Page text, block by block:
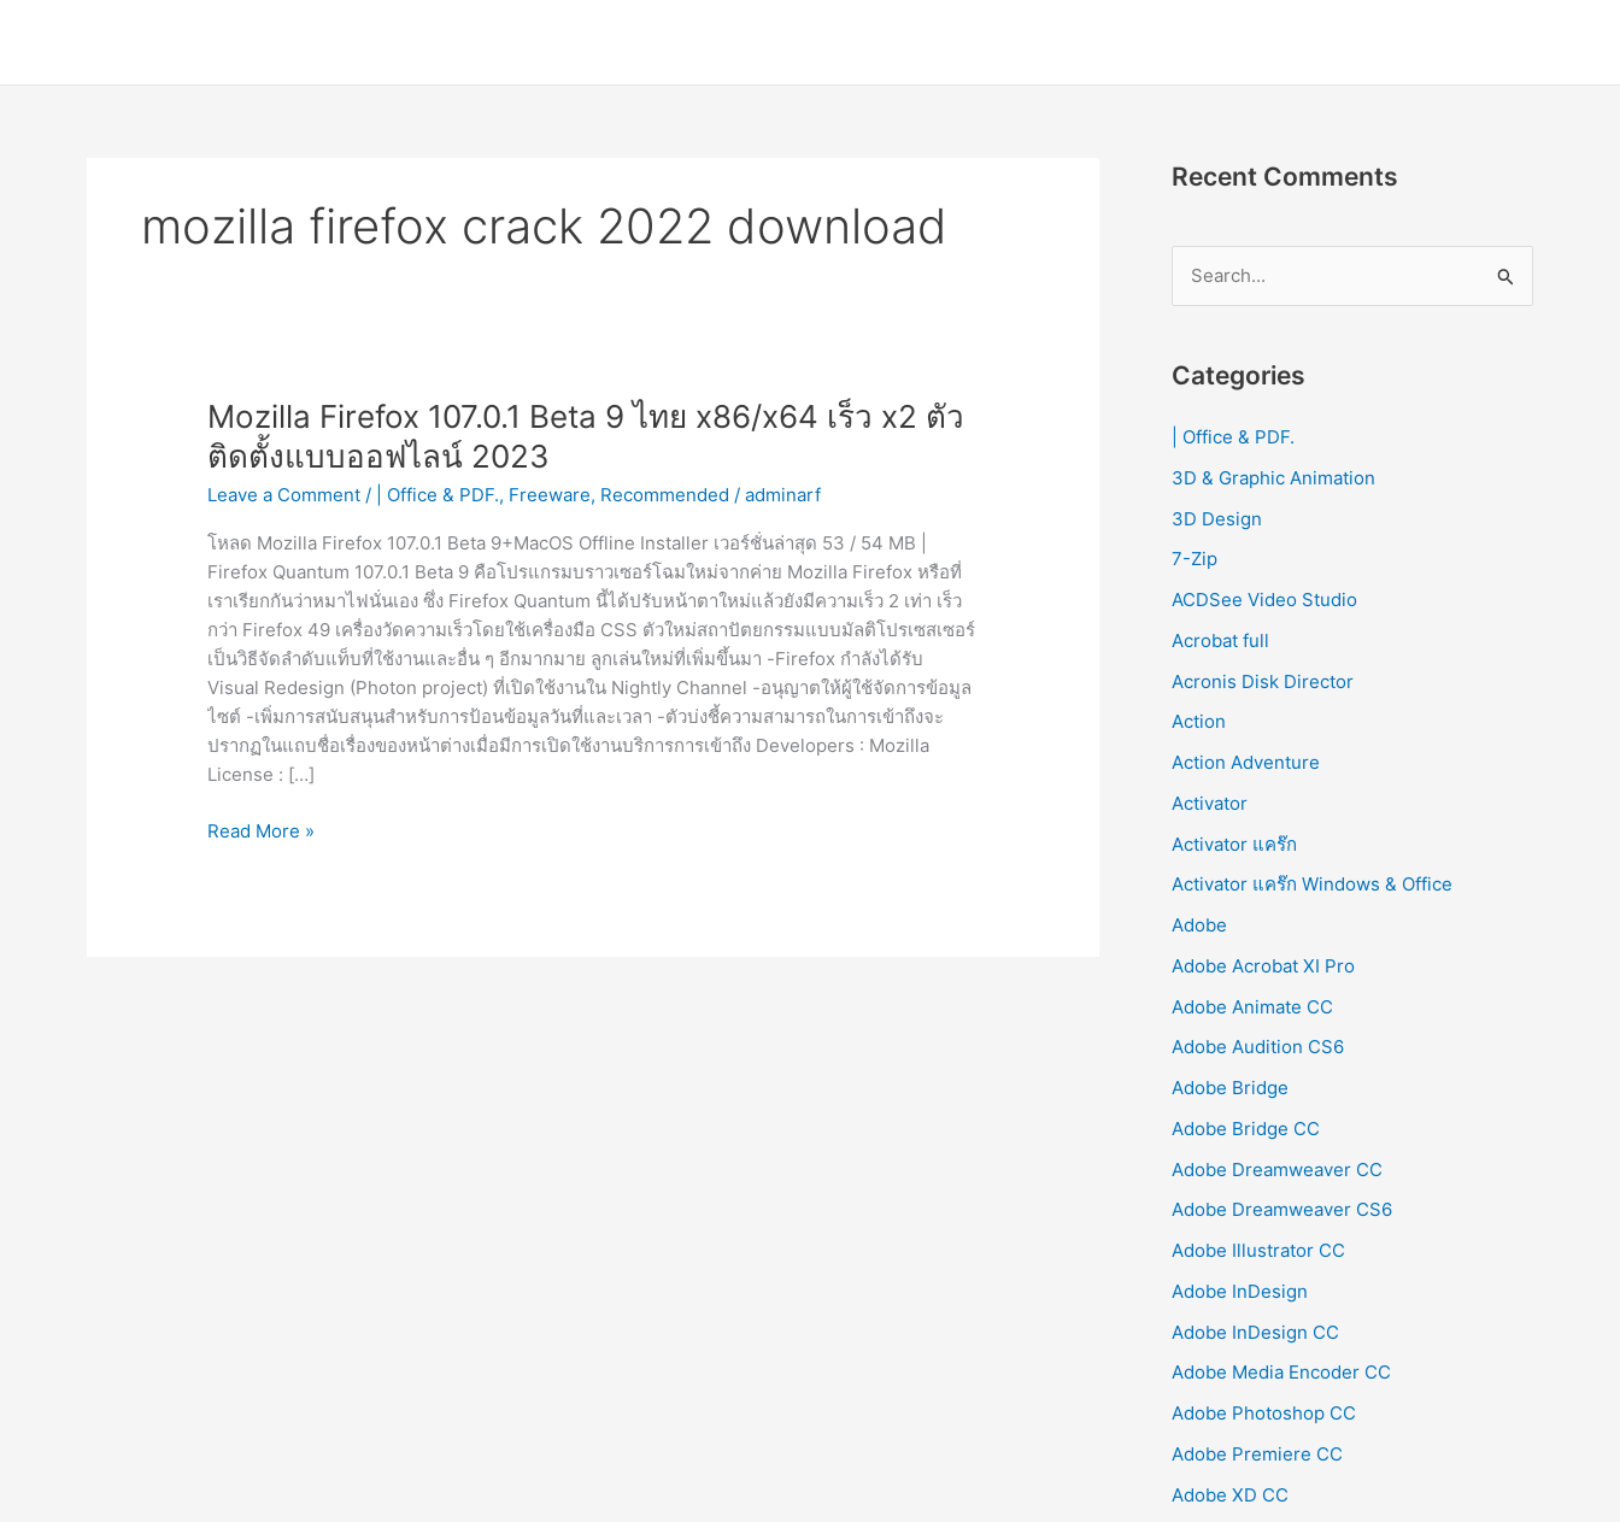
mozilla firefox crack 2022 download
Mozilla Firefox 107.0.1 Beta 9 ไทย x86/x64 เร็ว x2 ตัว
ติดตั้งแบบออฟไลน์ 2023
Leave a Comment / | Office & PDF., Freeware, Recommended /adminarf
โหลด Mozilla Firefox 107.0.1 Beta 9+MacOS Offline Installer เวอร์ชั่นล่าสุด 53 / 54 MB |
Firefox Quantum 107.0.1 Beta 9 คือโปรแกรมบราวเซอร์โฉมใหม่จากค่าย Mozilla Firefox หรือที่
เราเรียกกันว่าหมาไฟนั่นเอง ซึ่ง Firefox Quantum นี้ได้ปรับหน้าตาใหม่แล้วยังมีความเร็ว 2 เท่า เร็ว
กว่า Firefox 49 เครื่องวัดความเร็วโดยใช้เครื่องมือ CSS ตัวใหม่สถาปัตยกรรมแบบมัลติโปรเซสเซอร์
เป็นวิธีจัดลำดับแท็บที่ใช้งานและอื่น ๆ อีกมากมาย ลูกเล่นใหม่ที่เพิ่มขึ้นมา -Firefox กำลังได้รับ
Visual Redesign (Photon project) ที่เปิดใช้งานใน Nightly Channel -อนุญาตให้ผู้ใช้จัดการข้อมูล
ไซต์ -เพิ่มการสนับสนุนสำหรับการป้อนข้อมูลวันที่และเวลา -ตัวบ่งชี้ความสามารถในการเข้าถึงจะ
ปรากฏในแถบชื่อเรื่องของหน้าต่างเมื่อมีการเปิดใช้งานบริการการเข้าถึง Developers : Mozilla
License : […]
Mozilla
Read More »
Recent Comments
r
h
f
o
r
Categories
| Office & PDF.
3D & Graphic Animation
3D Design
7-Zip
ACDSee Video Studio
Acrobat full
Acronis Disk Director
Action
Action Adventure
Activator
Activator แคร๊ก
Activator แคร๊ก Windows & Office
Adobe
Adobe Acrobat XI Pro
Adobe Animate CC
Adobe Audition CS6
Adobe Bridge
Adobe Bridge CC
Adobe Dreamweaver CC
Adobe Dreamweaver CS6
Adobe Illustrator CC
Adobe InDesign
Adobe InDesign CC
Adobe Media Encoder CC
Adobe Photoshop CC
Adobe Premiere CC
Adobe XD CC